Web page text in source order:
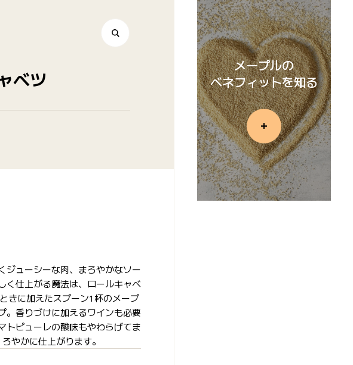
ベツ
ジューシーな肉、まろやかなソー
く仕上がる魔法は、ロールキャベ
きに加えたスプーン1杯のメープ
。香りづけに加えるワインも必要
トピューレの酸味もやわらげてま
ろやかに仕上がります。
メープルの
ベネフィットを知る